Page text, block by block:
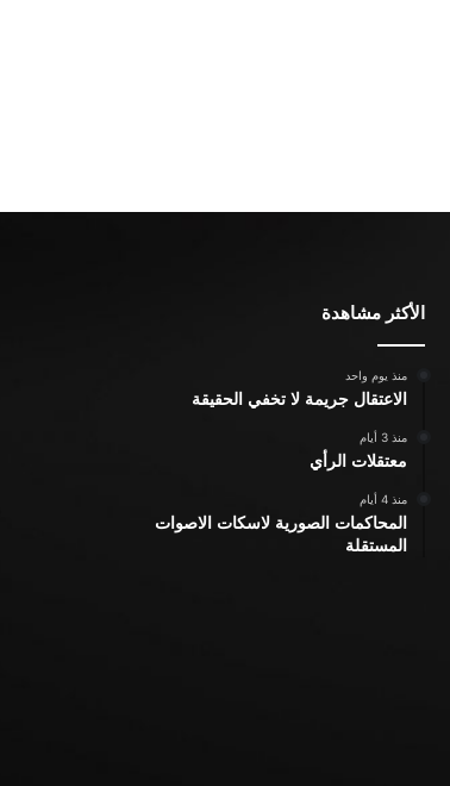
الأكثر مشاهدة
منذ يوم واحد
الاعتقال جريمة لا تخفي الحقيقة
منذ 3 أيام
معتقلات الرأي
منذ 4 أيام
المحاكمات الصورية لاسكات الاصوات
المستقلة